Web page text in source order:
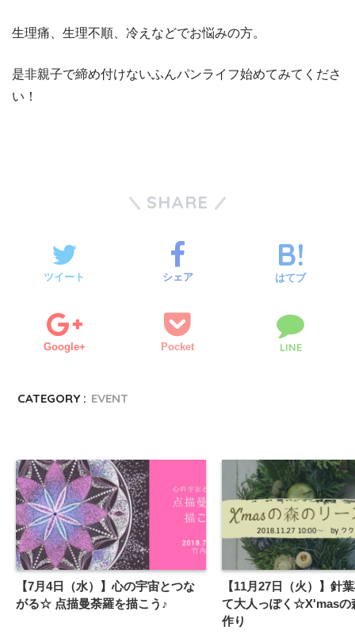
生理痛、生理不順、冷えなどでお悩みの方。
是非親子で締め付けないふんパンライフ始めてみてくださ
い！
SHARE
ツイート シェア はてブ
Google+ Pocket LINE
CATEGORY : EVENT
【7月4日（水）】心の宇宙とつな
がる☆ 点描曼荼羅を描こう♪
【11月27日（火）】針
て大人っぽく☆X'masの
作り